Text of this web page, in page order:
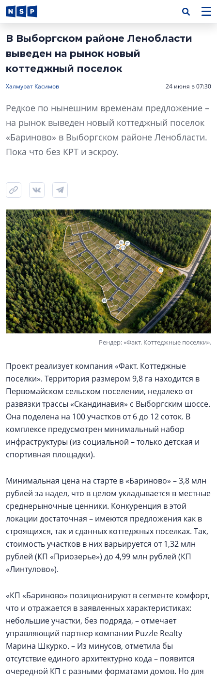
В Выборгском районе Ленобласти
выведен на рынок новый
коттеджный поселок
Халмурат Касимов 24 июня в 07:30
Редкое по нынешним временам предложение –
на рынок выведен новый коттеджный поселок
«Бариново» в Выборгском районе Ленобласти.
Пока что без КРТ и эскроу.
Рендер: «Факт. Коттеджные поселки».
Проект реализует компания «Факт. Коттеджные
поселки». Территория размером 9,8 га находится в
Первомайском сельском поселении, недалеко от
развязки трассы «Скандинавия» с Выборгским шоссе.
Она поделена на 100 участков от 6 до 12 соток. В
комплексе предусмотрен минимальный набор
инфраструктуры (из социальной – только детская и
спортивная площадки).
Минимальная цена на старте в «Бариново» – 3,8 млн
рублей за надел, что в целом укладывается в местные
среднерыночные ценники. Конкуренция в этой
локации достаточная – имеются предложения как в
строящихся, так и сданных коттеджных поселках. Так,
стоимость участков в них варьируется от 1,32 млн
рублей (КП «Приозерье») до 4,99 млн рублей (КП
«Линтулово»).
«КП «Бариново» позиционируют в сегменте комфорт,
что и отражается в заявленных характеристиках:
небольшие участки, без подряда, – отмечает
управляющий партнер компании Puzzle Realty
Марина Шкурко. – Из минусов, отметила бы
отсутствие единого архитектурно кода – появится
очередной КП с разными форматами домов. Но для